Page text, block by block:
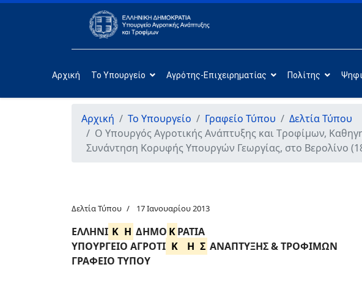
Αρχική Το Υπουργείο Αγρότης-Επιχειρηματίας Πολίτης
Αρχική Το Υπουργείο Γραφείο Τύπου
Δελτία Τύπου
O Υπουργός Αγροτικής Ανάπτυξης και Tροφίμων,
Συνάντηση Κορυφής Υπουργών Γεωργίας, στο Βερολίνο
Δελτία Τύπου 17 Ιανουαρίου 2013
ΕΛΛΗΝΙ Κ Η ΔΗΜΟ ΚΡΑΤΙΑ
ΥΠΟΥΡΓΕΙΟ ΑΓΡΟΤΙ Κ Η Σ ΑΝΑΠΤΥΞΗΣ & ΤΡΟΦΙΜΩΝ
ΓΡΑΦΕΙΟ ΤΥΠΟΥ